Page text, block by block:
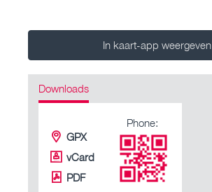
In kaart-app weergeven
Downloads
GPX
vCard
PDF
Phone: